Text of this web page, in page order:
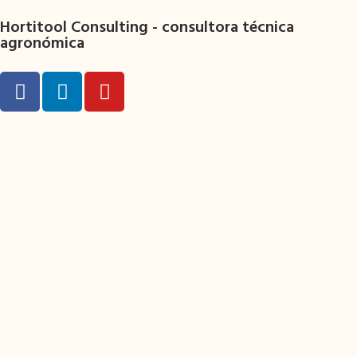
Hortitool Consulting - consultora técnica
agronómica